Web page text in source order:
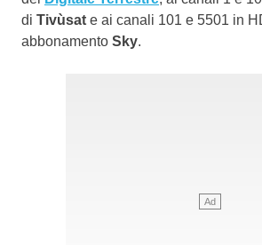
di Tivùsat e ai canali 101 e 5501 in
abbonamento Sky.